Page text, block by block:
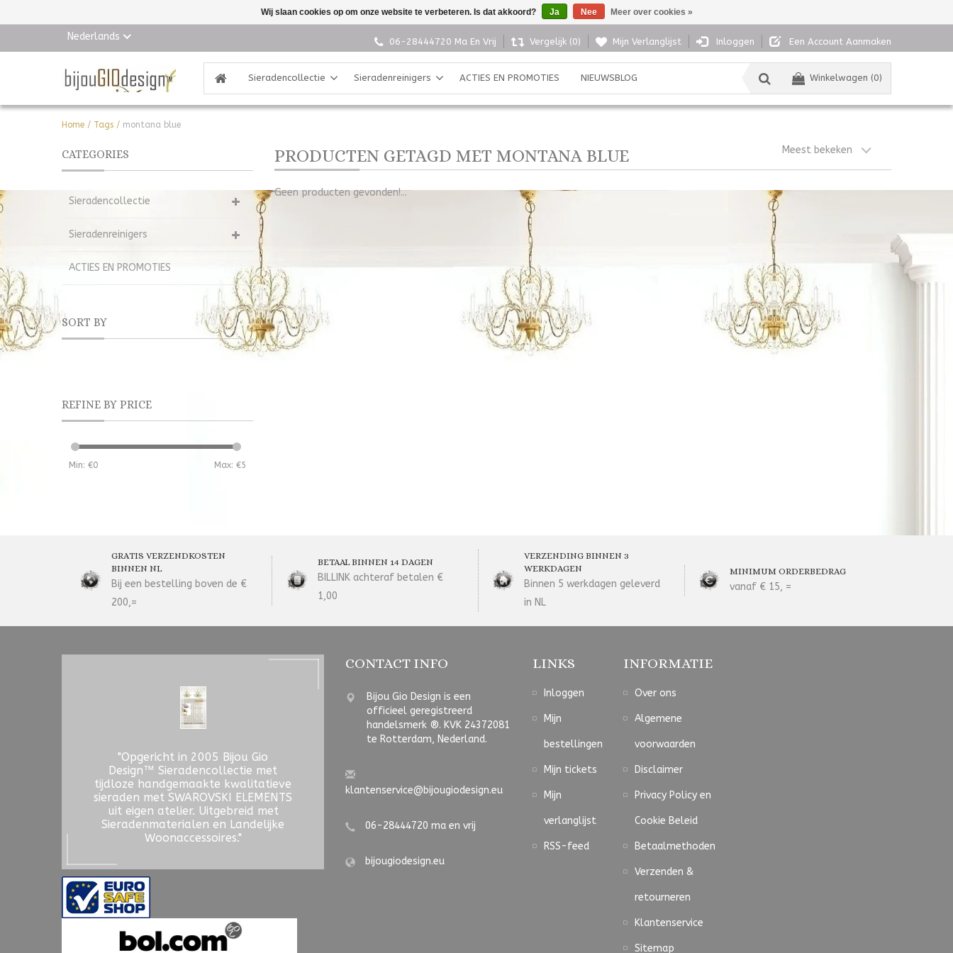
Nederlands 06-28444720 Ma En Vrij Vergelijk (0) Mijn Verlanglijst Inloggen Een Account Aanmaken
Winkelwagen (0)
Sieradencollectie Sieradenreinigers ACTIES EN PROMOTIES NIEUWSBLOG
Home / Tags / montana blue
CATEGORIES
Sieradencollectie
Sieradenreinigers
ACTIES EN PROMOTIES
SORT BY
REFINE BY PRICE
Min: €0 Max: €5
PRODUCTEN GETAGD MET MONTANA BLUE Meest bekeken
Geen producten gevonden!...
GRATIS VERZENDKOSTEN
BINNEN NL
Bij een bestelling boven de €
200,=
BETAAL BINNEN 14 DAGEN
BILLINK achteraf betalen €
1,00
VERZENDING BINNEN 3
WERKDAGEN
Binnen 5 werkdagen geleverd
in NL
MINIMUM ORDERBEDRAG
vanaf € 15, =
"Opgericht in 2005 Bijou Gio
Design™ Sieradencollectie met
tijdloze handgemaakte kwalitatieve
sieraden met SWAROVSKI ELEMENTS
uit eigen atelier. Uitgebreid met
Sieradenmaterialen en Landelijke
Woonaccessoires."
CONTACT INFO
Bijou Gio Design is een
officieel geregistreerd
handelsmerk ®. KVK 24372081
te Rotterdam, Nederland.
klantenservice@bijougiodesign.eu
06-28444720 ma en vrij
bijougiodesign.eu
LINKS
Inloggen
Mijn
bestellingen
Mijn tickets
Mijn
verlanglijst
RSS-feed
INFORMATIE
Over ons
Algemene
voorwaarden
Disclaimer
Privacy Policy en
Cookie Beleid
Betaalmethoden
Verzenden &
retourneren
Klantenservice
Sitemap
Wij slaan cookies op om onze website te verbeteren. Is dat akkoord? Ja Nee Meer over cookies »